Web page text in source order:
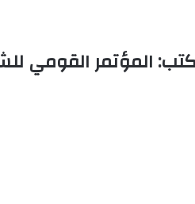
المؤتمر القومي